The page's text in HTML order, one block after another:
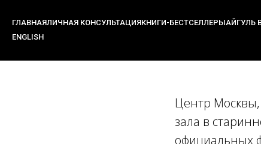
ГЛАВНАЯЛИЧНАЯ КОНСУЛЬТАЦИЯКНИГИ-БЕСТСЕЛЛЕРЫАЙГУЛЬ
ENGLISH
Центр Москвы,
зала в
официальных